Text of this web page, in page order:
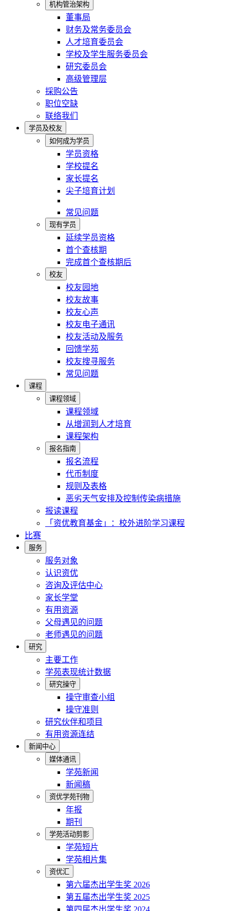
机构管治架构
董事局
财务及常务委员会
人才培育委员会
学校及学生服务委员会
研究委员会
高级管理层
採购公告
职位空缺
联络我们
学员及校友
如何成为学员
学员资格
学校提名
家长提名
尖子培育计划
常见问题
现有学员
延续学员资格
首个查核期
完成首个查核期后
校友
校友园地
校友故事
校友心声
校友电子通讯
校友活动及服务
回馈学苑
校友搜寻服务
常见问题
课程
课程领域
课程领域
从增润到人才培育
课程架构
报名指南
报名流程
代币制度
规则及表格
恶劣天气安排及控制传染病措施
报读课程
「资优教育基金」：校外进阶学习课程
比赛
服务
服务对象
认识资优
咨询及评估中心
家长学堂
有用资源
父母遇见的问题
老师遇见的问题
研究
主要工作
学苑表现统计数据
研究操守
操守审查小组
操守准则
研究伙伴和项目
有用资源连结
新闻中心
媒体通讯
学苑新闻
新闻稿
资优学苑刊物
年报
期刊
学苑活动剪影
学苑短片
学苑相片集
资优汇
第六届杰出学生奖 2026
第五届杰出学生奖 2025
第四届杰出学生奖 2024